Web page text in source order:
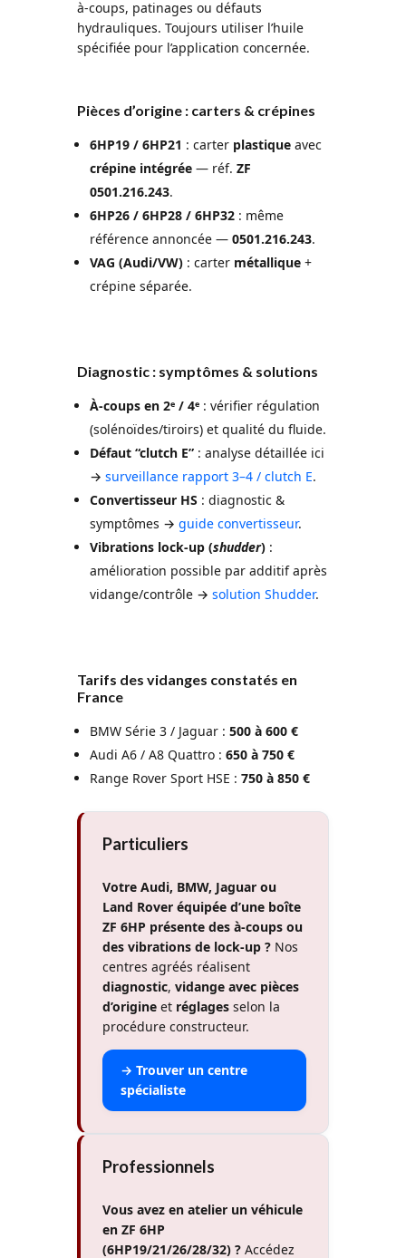
à-coups, patinages ou défauts
hydrauliques. Toujours utiliser l’huile
spécifiée pour l’application concernée.
Pièces d’origine : carters & crépines
6HP19 / 6HP21 : carter plastiqueavec
crépine intégrée— réf. ZF
0501.216.243.
6HP26 / 6HP28 / 6HP32: même
référence annoncée — 0501.216.243.
VAG (Audi/VW): carter métallique+
crépine séparée.
Diagnostic : symptômes & solutions
À-coups en 2ᵉ / 4ᵉ: vérifier régulation
(solénoïdes/tiroirs) et qualité du fluide.
Défaut “clutch E”: analyse détaillée ici
→ surveillance rapport 3–4 / clutch E.
Convertisseur HS : diagnostic &
symptômes → guide convertisseur.
Vibrations lock-up (shudder):
amélioration possible par additif après
vidange/contrôle → solution Shudder.
Tarifs des vidanges constatés en
France
BMW Série 3 / Jaguar : 500 à 600 €
Audi A6 / A8 Quattro : 650 à 750 €
Range Rover Sport HSE : 750 à 850 €
Particuliers
Votre Audi, BMW, Jaguar ou
Land Rover équipée d’une boîte
ZF 6HP présente des à-coups ou
des vibrations de lock-up ?Nos
centres agréés réalisent
diagnostic, vidange avec pièces
d’origineet réglagesselon la
procédure constructeur.
→ Trouver un centre
spécialiste
Professionnels
Vous avez en atelier un véhicule
en ZF 6HP
(6HP19/21/26/28/32) ?Accédez